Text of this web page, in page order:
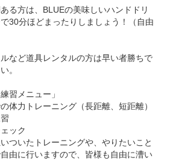
る方は、BLUEの美味しいハンドドリ
30分ほどまったりしましょう！（自由
など道具レンタルの方は早い者勝ちで
。
習メニュー」
体力トレーニング（長距離、短距離）
ック
ついたトレーニングや、やりたいこと
由に行いますので、皆様も自由に漕い